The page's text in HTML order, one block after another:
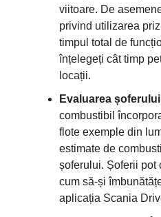
viitoare. De
privind utilizarea
timpul total de
înțelegeți cât timp
locații.
Evaluarea
combustibil
flote exemple din
estimate de
șoferului. Șoferii pot
cum să-și
aplicația Scania